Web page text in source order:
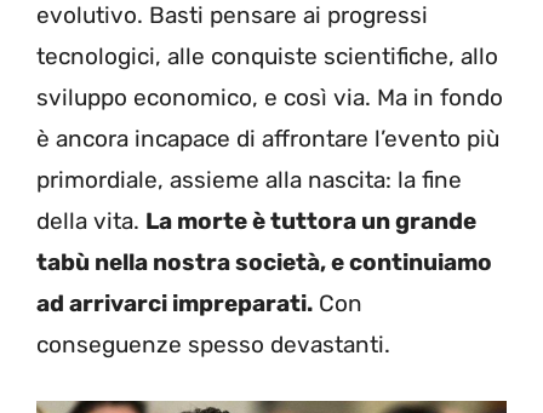
evolutivo. Basti pensare ai progressi
tecnologici, alle conquiste scientifiche, allo
sviluppo economico, e così via. Ma in fondo
è ancora incapace di affrontare l’evento più
primordiale, assieme alla nascita: la fine
della vita. La morte è tuttora un grande
tabù nella nostra società, e continuiamo
ad arrivarci impreparati. Con
conseguenze spesso devastanti.